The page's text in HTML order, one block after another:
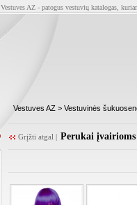
Vestuves AZ - patogus vestuvių katalogas,
Vestuves AZ > Vestuvinės
Grįžti atgal | Perukai įvairioms